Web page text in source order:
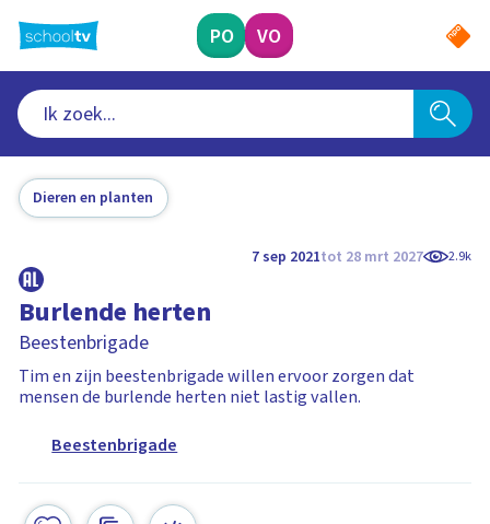
naar
hoofdinhoud
PO VO
Dieren en planten
7 sep 2021tot 28 mrt 2027 2.9k
Burlende herten
Beestenbrigade
Tim en zijn beestenbrigade willen ervoor zorgen dat
mensen de burlende herten niet lastig vallen.
Beestenbrigade